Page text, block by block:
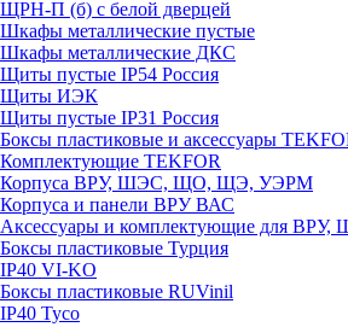
ЩРН-П (б) с белой дверцей
Шкафы металлические пустые
Шкафы металлические ДКС
Щиты пустые IP54 Россия
Щиты ИЭК
Щиты пустые IP31 Россия
Боксы пластиковые и аксессуары
Комплектующие TEKFOR
Корпуса ВРУ, ШЭС, ЩО, ЩЭ, УЭРМ
Корпуса и панели ВРУ ВАС
Аксессуары и комплектующие для
Боксы пластиковые Турция
IP40 VI-KO
Боксы пластиковые RUVinil
IP40 Тусо